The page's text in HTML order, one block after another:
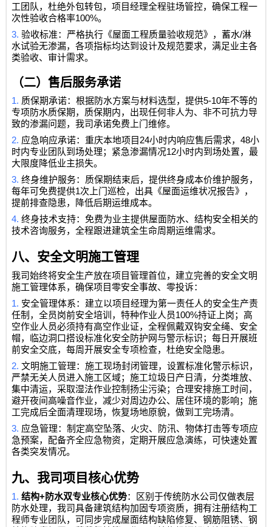
工团队，杜绝外包转包，项目经理全程驻场管控，确保工程一
次性验收合格率100%。
3.验收标准：严格执行《屋面工程质量验收规范》，蓄水/淋
水试验无渗漏，各项指标均达到设计及规范要求，满足业主各
类验收、审计需求。
（二）售后服务承诺
1. 质保期承诺：根据防水方案与材料选型，提供5-10年不等的
专项防水质保期，质保期内，出现任何非人为、非不可抗力导
致的渗漏问题，我司承诺免费上门维修。
2. 应急响应承诺：重庆本地项目24小时内响应售后需求，48小
时内专业团队到场处理；紧急渗漏情况12小时内到场处置，最
大限度降低业主损失。
3.终身维护服务：质保期结束后，提供终身成本价维护服务，
每年可免费提供1次上门巡检，出具《屋面运维状况报告》，
提前排查隐患，降低后期运维成本。
4.终身技术支持：免费为业主提供屋面防水、结构安全相关的
技术咨询服务，全程跟进建筑全生命周期运维需求。
八、安全文明施工管理
我司始终将安全生产放在项目管理首位，建立完善的安全文明
施工管理体系，确保项目零安全事故、零投诉：
1. 安全管理体系：建立以项目经理为第一责任人的安全生产责
任制，全员岗前安全培训，特种作业人员100%持证上岗；高
空作业人员必须持有高空作业证，全程佩戴双钩安全绳、安全
帽，临边洞口搭设标准化安全防护网与警示标识；每日开展班
前安全交底，每周开展安全专项检查，杜绝安全隐患。
2.文明施工管理：施工现场封闭管理，设置标准化警示标识，
严禁无关人员进入施工区域；施工垃圾日产日清，分类堆放、
集中清运，采取湿法作业控制扬尘污染；合理安排施工时间，
避开夜间高噪音作业，减少对周边办公、居住环境的影响；施
工完成后全面清理现场，恢复场地原貌，做到工完场清。
3. 应急管理：制定高空坠落、火灾、防汛、物体打击等专项应
急预案，配备齐全应急物资，定期开展应急演练，可快速处置
各类突发情况。
九、我司项目核心优势
1.结构+防水双专业核心优势：区别于传统防水公司仅做表层
防水处理，我司具备建筑结构加固专项资质，拥有注册结构工
程师专业团队，可同步完成屋面结构缺陷修复、钢筋阻锈、钢